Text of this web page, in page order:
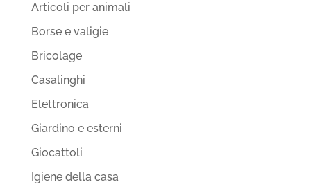
Articoli per animali
Borse e valigie
Bricolage
Casalinghi
Elettronica
Giardino e esterni
Giocattoli
Igiene della casa